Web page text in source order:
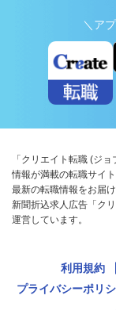
＼ア
「クリエイト転職 (ジ
情報が満載の転職サイ
最新の転職情報をお届け
新聞折込求人広告「ク
運営しています。
利用規約
プライバシーポリ